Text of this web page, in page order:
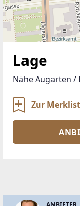
Lage
Nähe Augarten /
Zur